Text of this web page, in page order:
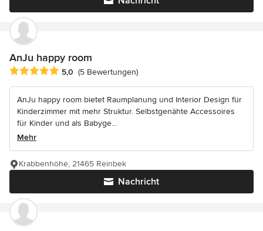
AnJu happy room
Durchschnittliche Bewertung: 5 von 5 Sternen
5,0 (5 Bewertungen)
AnJu happy room bietet Raumplanung und Interior Design für
Kinderzimmer mit mehr Struktur. Selbstgenähte Accessoires
für Kinder und als Babyge...
Mehr
Nachricht
Krabbenhöhe, 21465 Reinbek